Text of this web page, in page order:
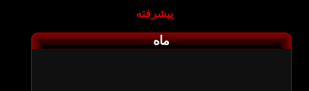
پیشرفته
ماه